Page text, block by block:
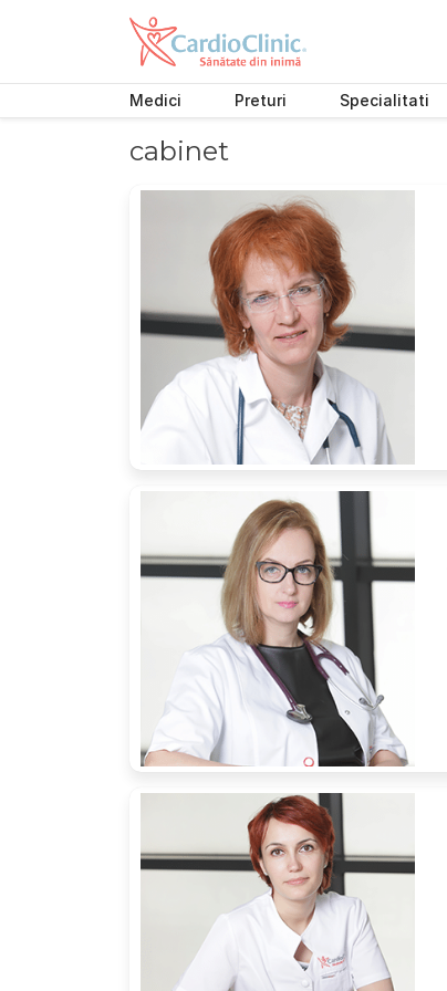
Medici Preturi Specialitati
cabinet